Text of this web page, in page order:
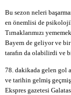
Bu sezon neleri
en önemlisi de
Tırnaklarımızı
Bayern de geliyor ve
tarafın da olabilirdi ve
78. dakikada gelen gol
ve tarihin gelmiş
Ekspres gazetesi